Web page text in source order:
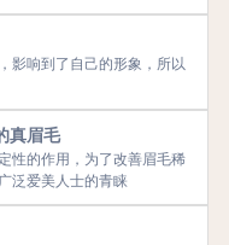
影响到了自己的形象，所以
真眉毛
性的作用，为了改善眉毛稀
泛爱美人士的青睐